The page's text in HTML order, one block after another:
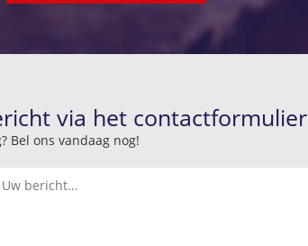
via het
Bel ons vandaag nog!